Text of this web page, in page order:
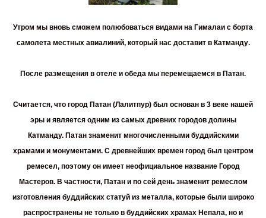
Утром мы вновь сможем полюбоваться видами на Гималаи с борта
самолета местных авиалиний, который нас доставит в Катманду.
После размещения в отеле и обеда мы перемещаемся в Патан.
Считается, что город Патан (Лалитпур) был основан в 3 веке нашей
эры и является одним из самых древних городов долины
Катманду. Патан знаменит многочисленными буддийскими
храмами и монументами. С древнейших времен город был центром
ремесел, поэтому он имеет неофициальное название Город
Мастеров. В частности, Патан и по сей день знаменит ремеслом
изготовления буддийских статуй из металла, которые были широко
распространены не только в буддийских храмах Непала, но и